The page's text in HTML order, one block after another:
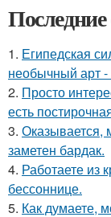
Последние
1. Египедская
необычный арт -
2. Просто
есть
3. Оказывается,
заметен бардак.
4. Работаете из
бессоннице.
5. Как думаете,